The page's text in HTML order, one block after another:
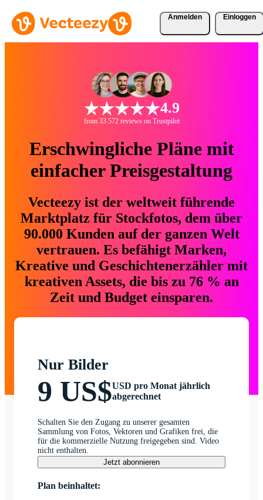
Anmelden Einloggen
4.9
from 33.572 reviews on Trustpilot
Erschwingliche Pläne mit
einfacher Preisgestaltung
Vecteezy ist der weltweit führende
Marktplatz für Stockfotos, dem über
90.000 Kunden auf der ganzen Welt
vertrauen. Es befähigt Marken,
Kreative und Geschichtenerzähler mit
kreativen Assets, die bis zu 76 % an
Zeit und Budget einsparen.
Nur Bilder
9 US$USD pro Monat jährlich
abgerechnet
Schalten Sie den Zugang zu unserer gesamten
Sammlung von Fotos, Vektoren und Grafiken frei, die
für die kommerzielle Nutzung freigegeben sind. Video
nicht enthalten.
Jetzt abonnieren
Plan beinhaltet: